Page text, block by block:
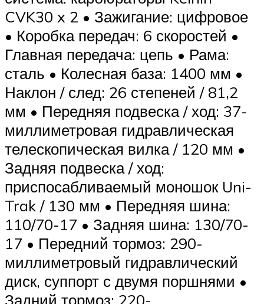
CVK30 x 2 • Зажигание: цифровое
• Коробка передач: 6 скоростей •
Главная передача: цепь • Рама:
сталь • Колесная база: 1400 мм •
Наклон / след: 26 степеней / 81,2
мм • Передняя подвеска / ход: 37-
миллиметровая гидравлическая
телескопическая вилка / 120 мм •
Задняя подвеска / ход:
приспосабливаемый моношок Uni-
Trak / 130 мм • Передняя шина:
110/70-17 • Задняя шина: 130/70-
17 • Передний тормоз: 290-
миллиметровый гидравлический
диск, суппорт с двумя поршнями •
Задний тормоз: 220-